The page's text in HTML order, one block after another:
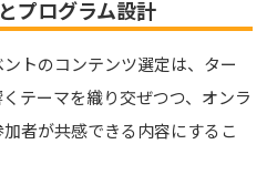
プログラム設計
トのコンテンツ選定は、ター
テーマを織り交ぜつつ、オンラ
者が共感できる内容にするこ